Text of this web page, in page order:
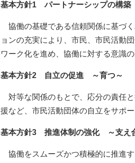
基本方針1 パートナーシップの構
協働の基礎である信頼関係に基づ
ョンの充実により、市民、市民活動
ワーク化を進め、協働に対する意識の
基本方針2 自立の促進 ～育つ～
対等な関係のもとで、応分の責任
援など、市民活動団体の自立をサポ
基本方針3 推進体制の強化 ～支え
協働をスムーズかつ積極的に推進